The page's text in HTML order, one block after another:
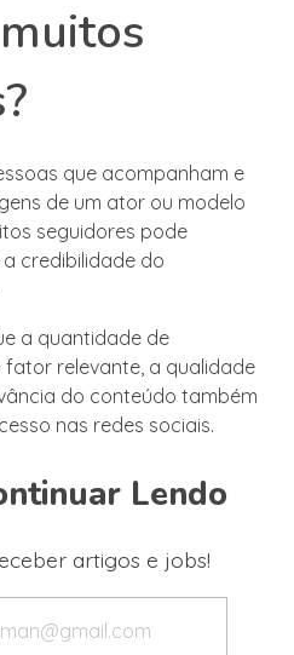
que acompanham e
de um ator ou modelo
seguidores pode
credibilidade do
a quantidade de
fator relevante, a qualidade
do conteúdo também
nas redes sociais.
Lendo
artigos e jobs!